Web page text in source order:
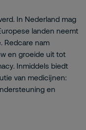
In Nederland mag
landen neemt
Redcare nam
en groeide uit tot
Inmiddels biedt
van medicijnen:
en